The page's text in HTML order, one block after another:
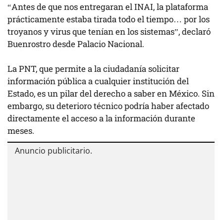
“Antes de que nos entregaran el INAI, la plataforma
prácticamente estaba tirada todo el tiempo… por los
troyanos y virus que tenían en los sistemas”, declaró
Buenrostro desde Palacio Nacional.
La PNT, que permite a la ciudadanía solicitar
información pública a cualquier institución del
Estado, es un pilar del derecho a saber en México. Sin
embargo, su deterioro técnico podría haber afectado
directamente el acceso a la información durante
meses.